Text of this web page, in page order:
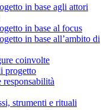
in base agli attori
in base al focus
in base all’ambito di
coinvolte
progetto
strumenti e rituali